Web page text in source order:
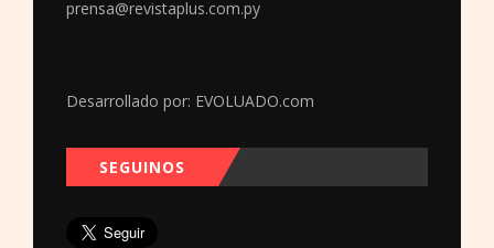
prensa@revistaplus.com.py
Desarrollado por: EVOLUADO.com
SEGUINOS